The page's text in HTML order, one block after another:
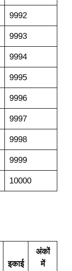
9992
9993
9994
9995
9996
9997
9998
9999
10000
इकाई
अंकों
में